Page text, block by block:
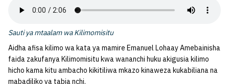
Sauti ya mtaalam wa Kilimomisitu
Aidha afisa kilimo wa kata ya mamire Emanuel Lohaay Amebainisha
faida zakufanya Kilimomisitu kwa wananchi huku akigusia kilimo
hicho kama kitu ambacho kikitiliwa mkazo kinaweza kukabiliana na
mabadiliko ya tabia nchi.